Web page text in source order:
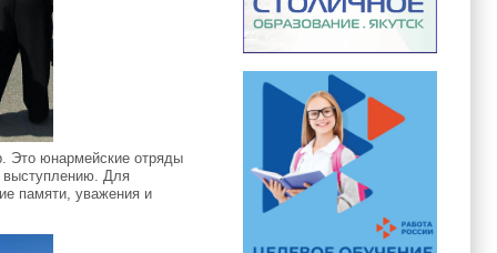
Это юнармейские отряды
выступлению. Для
памяти, уважения и